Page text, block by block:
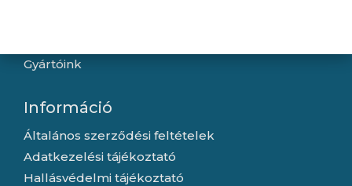
Gyártóink
Információ
Általános szerződési feltételek
Adatkezelési tájékoztató
Hallásvédelmi tájékoztató